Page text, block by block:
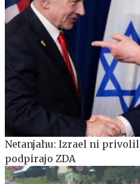
Netanjahu: Izrael ni privolil
podpirajo ZDA